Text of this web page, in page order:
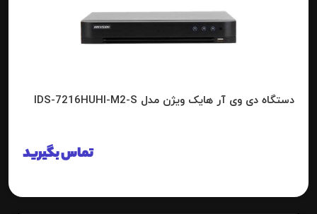
دستگاه دی وی آر هایک ویژن مدل IDS-7216HUHI-M2-S
تماس بگیرید